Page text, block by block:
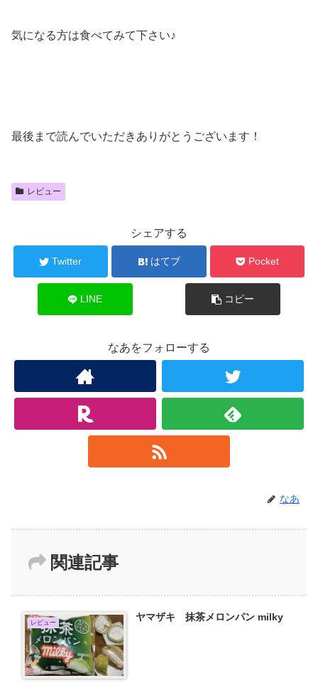
気になる方は食べてみて下さい♪
最後まで読んでいただきありがとうございます！
レビュー
シェアする
Twitter はてブ Pocket
LINE コピー
なあをフォローする
なあ
関連記事
レビュー ヤマザキ 抹茶メロンパン milky